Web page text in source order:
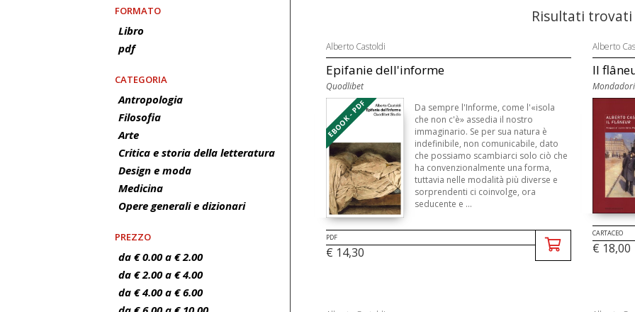
FORMATO
Libro
pdf
CATEGORIA
Antropologia
Filosofia
Arte
Critica e storia della letteratura
Design e moda
Medicina
Opere generali e dizionari
PREZZO
da € 0.00 a € 2.00
da € 2.00 a € 4.00
da € 4.00 a € 6.00
Risultati trovati
Alberto Castoldi
Epifanie dell'informe
Quodlibet
EBOOK - PDF
Da sempre l'Informe, come l'«isola
che non c'è» assedia il nostro
immaginario. Se per sua natura è
indefinibile, non comunicabile, dato
che possiamo scambiarci solo ciò che
ha convenzionalmente una forma,
tuttavia nelle modalità più diverse e
sorprendenti ci coinvolge, ora
seducente e ...
PDF
€ 14,30
Alberto
Il
CARTACEO
€ 18,00